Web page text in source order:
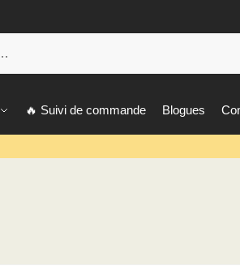
🔥 Suivi de commande Blogues